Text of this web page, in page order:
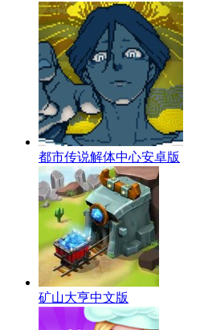
都市传说解体中心安卓版
矿山大亨中文版